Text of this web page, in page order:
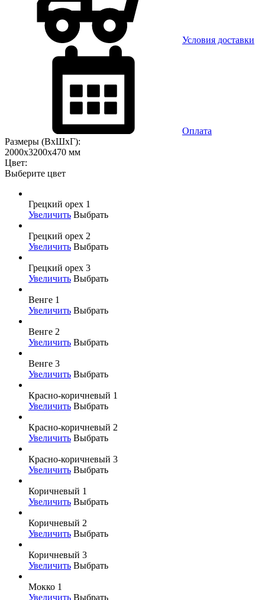
Условия доставки
Оплата
Размеры (ВхШхГ):
2000x3200x470 мм
Цвет:
Выберите цвет
Грецкий орех 1
Увеличить Выбрать
Грецкий орех 2
Увеличить Выбрать
Грецкий орех 3
Увеличить Выбрать
Венге 1
Увеличить Выбрать
Венге 2
Увеличить Выбрать
Венге 3
Увеличить Выбрать
Красно-коричневый 1
Увеличить Выбрать
Красно-коричневый 2
Увеличить Выбрать
Красно-коричневый 3
Увеличить Выбрать
Коричневый 1
Увеличить Выбрать
Коричневый 2
Увеличить Выбрать
Коричневый 3
Увеличить Выбрать
Мокко 1
Увеличить Выбрать